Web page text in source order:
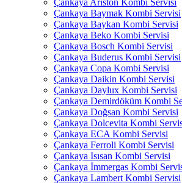
Çankaya Ariston Kombi Servisi
Çankaya Baymak Kombi Servisi
Çankaya Baykan Kombi Servisi
Çankaya Beko Kombi Servisi
Çankaya Bosch Kombi Servisi
Çankaya Buderus Kombi Servisi
Çankaya Copa Kombi Servisi
Çankaya Daikin Kombi Servisi
Çankaya Daylux Kombi Servisi
Çankaya Demirdöküm Kombi
Çankaya Doğsan Kombi Servisi
Çankaya Dolcevita Kombi
Çankaya ECA Kombi Servisi
Çankaya Ferroli Kombi Servisi
Çankaya Isısan Kombi Servisi
Çankaya İmmergas Kombi
Çankaya Lambert Kombi Servisi